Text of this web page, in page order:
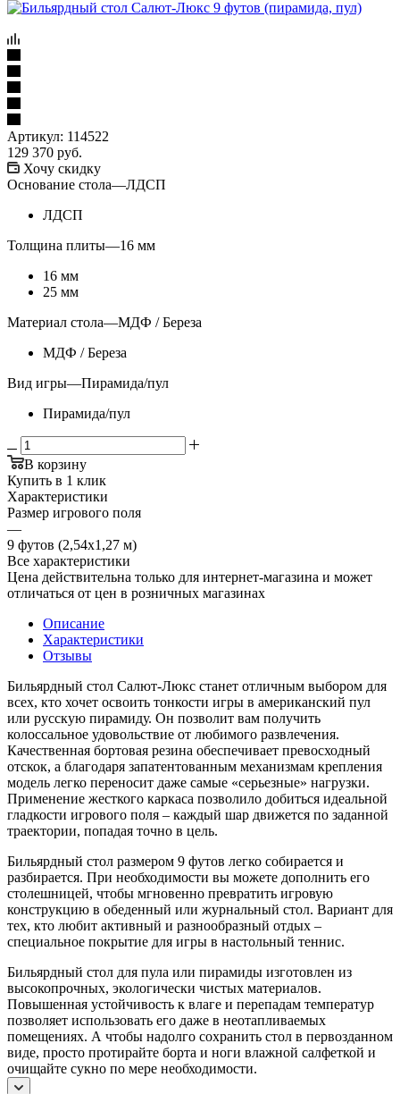
Артикул: 114522
129 370 руб.
Хочу скидку
Основание стола—ЛДСП
ЛДСП
Толщина плиты—16 мм
16 мм
25 мм
Материал стола—МДФ / Береза
МДФ / Береза
Вид игры—Пирамида/пул
Пирамида/пул
В корзину
Купить в 1 клик
Характеристики
Размер игрового поля
—
9 футов (2,54х1,27 м)
Все характеристики
Цена действительна только для интернет-магазина и может
отличаться от цен в розничных магазинах
Описание
Характеристики
Отзывы
Бильярдный стол Салют-Люкс станет отличным выбором для
всех, кто хочет освоить тонкости игры в американский пул
или русскую пирамиду. Он позволит вам получить
колоссальное удовольствие от любимого развлечения.
Качественная бортовая резина обеспечивает превосходный
отскок, а благодаря запатентованным механизмам крепления
модель легко переносит даже самые «серьезные» нагрузки.
Применение жесткого каркаса позволило добиться идеальной
гладкости игрового поля – каждый шар движется по заданной
траектории, попадая точно в цель.
Бильярдный стол размером 9 футов легко собирается и
разбирается. При необходимости вы можете дополнить его
столешницей, чтобы мгновенно превратить игровую
конструкцию в обеденный или журнальный стол. Вариант для
тех, кто любит активный и разнообразный отдых –
специальное покрытие для игры в настольный теннис.
Бильярдный стол для пула или пирамиды изготовлен из
высокопрочных, экологически чистых материалов.
Повышенная устойчивость к влаге и перепадам температур
позволяет использовать его даже в неотапливаемых
помещениях. А чтобы надолго сохранить стол в первозданном
виде, просто протирайте борта и ноги влажной салфеткой и
очищайте сукно по мере необходимости.